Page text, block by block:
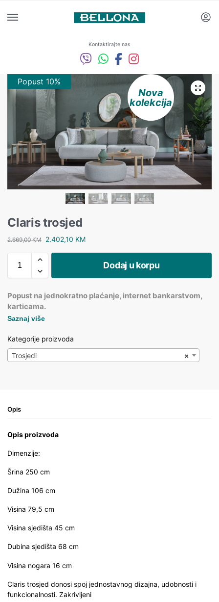
Kontaktirajte nas
Popust 10%
Nova
kolekcija
Popust 10%
Claris trosjed
2.669,00KM 2.402,10 KM
Dodaj u korpu
Popust na jednokratno plaćanje, internet bankarstvom,
karticama.
Saznaj više
Kategorije proizvoda
×
Trosjedi
Opis
Opis proizvoda
Dimenzije:
Šrina 250 cm
Dužina 106 cm
Visina 79,5 cm
Visina sjedišta 45 cm
Dubina sjedišta 68 cm
Visina nogara 16 cm
Claris trosjed donosi spoj jednostavnog dizajna, udobnosti i
funkcionalnosti. Zakrivljeni